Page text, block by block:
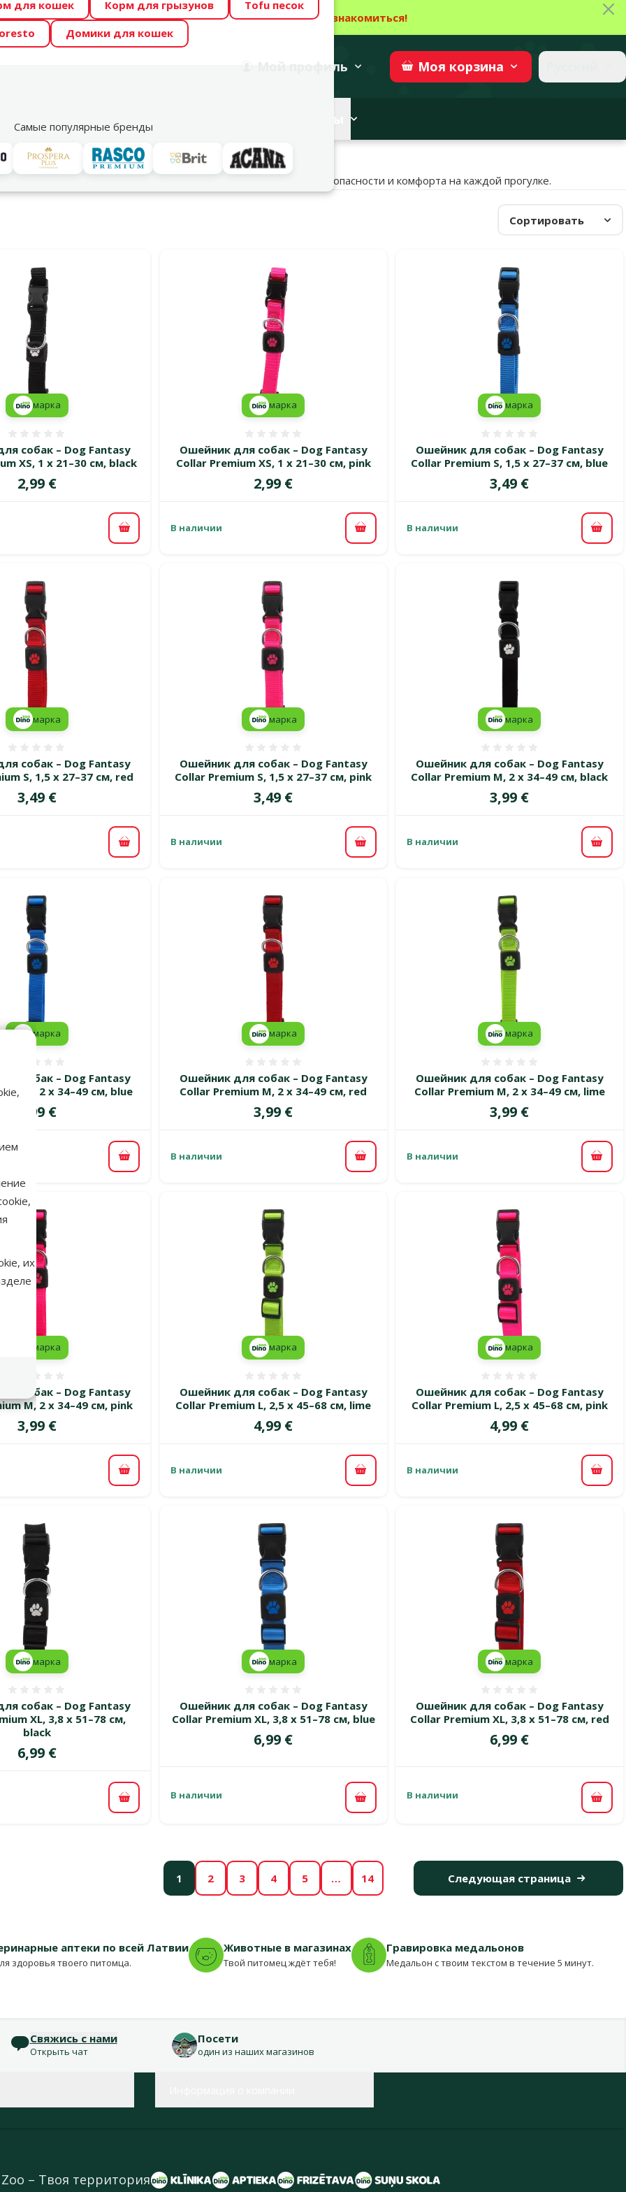
предлагает отличные цены на ТОП-овые корма! 🍖 → Ознакомиться!
ŪSAIŅI”! Возможно Твой питомец станет звездой 2027 Участвовать
их
профиль Моя корзина
для кошек Корм для грызунов
Tofu песок
Домики для кошек
Самые популярные бренды
Акции
для собак!
Active Dog
собак. Прочные материалы и эргономичный дизайн для безопасности и комфорта на каждой прогулке.
Сортировать
собак – Dog Fantasy
XS, 1 x 21–30 см, black
Цена
2,99 €
марка
В корзину
Ошейник для собак – Dog Fantasy
Collar Premium XS, 1 x 21–30 см, pink
Цена
2,99 €
марка
В наличии В корзину
Ошейник для собак – Dog Fantasy
Collar Premium S, 1,5 x 27–37 см, blue
Цена
3,49 €
марка
В наличии В
собак – Dog Fantasy
S, 1,5 x 27–37 см, red
Цена
3,49 €
марка
В корзину
Ошейник для собак – Dog Fantasy
Collar Premium S, 1,5 x 27–37 см, pink
Цена
3,49 €
марка
В наличии В корзину
Ошейник для собак – Dog Fantasy
Collar Premium M, 2 x 34–49 см, black
Цена
3,99 €
марка
В наличии В
собак – Dog Fantasy
M, 2 x 34–49 см, blue
Цена
3,99 €
марка
В корзину
Ошейник для собак – Dog Fantasy
Collar Premium M, 2 x 34–49 см, red
Цена
3,99 €
марка
В наличии В корзину
Ошейник для собак – Dog Fantasy
Collar Premium M, 2 x 34–49 см, lime
Цена
3,99 €
марка
В наличии В
собак – Dog Fantasy
M, 2 x 34–49 см, pink
Цена
3,99 €
марка
В корзину
Ошейник для собак – Dog Fantasy
Collar Premium L, 2,5 x 45–68 см, lime
Цена
4,99 €
марка
В наличии В корзину
Ошейник для собак – Dog Fantasy
Collar Premium L, 2,5 x 45–68 см, pink
Цена
4,99 €
марка
В наличии В
собак – Dog Fantasy
XL, 3,8 x 51–78 см,
black
Цена
6,99 €
марка
В корзину
Ошейник для собак – Dog Fantasy
Collar Premium XL, 3,8 x 51–78 см, blue
Цена
6,99 €
марка
В наличии
В корзину
Ошейник для собак – Dog Fantasy
Collar Premium XL, 3,8 x 51–78 см, red
Цена
6,99 €
марка
В наличии
В
1 2 3 4 5 … 14 Следующая страница
аптеки по всей Латвии
здоровья твоего питомца.
Животные в магазинах
Твой питомец ждёт тебя!
Гравировка медальонов
Медальон с твоим текстом в течение 5 минут.
Свяжись с нами
Открыть чат
Посети
один из наших магазинов
– Твоя территория